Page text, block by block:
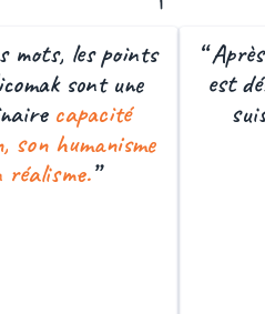
mots, les points
sont une
capacité
son humanisme
réalisme.”
“
est